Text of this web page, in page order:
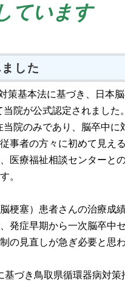
ています
した
基本法に基づき、日本
院が公式認定されました。
院のみであり、脳卒中
事者の方々に初めて見え
医療福祉相談センターと
。
塞）患者さんの治療成
発症早期から一次脳卒中
の見直しが急ぎ必要と思わ
づき鳥取県循環器病対策